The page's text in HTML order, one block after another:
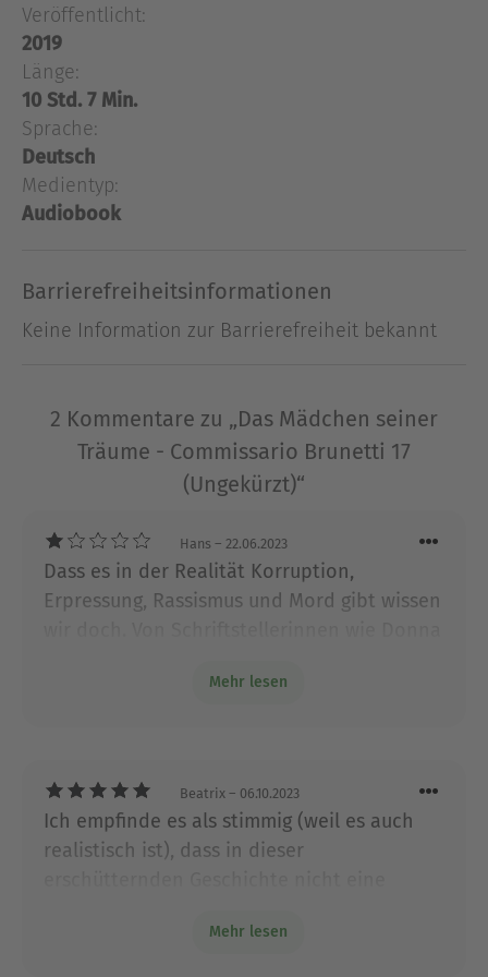
Elfjährige bis in die Träume nach. Aus einem
venezianischen Palazzo kommt sie nicht, wohl
aber aus einer Roama-Wagenburg auf dem
Festland... Brunettis siebzehnter Fall führt ihn von
den Auffanglagern der Ärmsten bis in die
Wohnzimmer der Wohlsituierten mit ihren guten
Verbindungen zu Recht und Ordnung. Dem
Commissario aber ist mehr denn je sein eigenes
Ausblenden
Veröffentlicht:
2019
Länge:
10 Std. 7 Min.
Sprache:
Deutsch
Medientyp:
Audiobook
Barrierefreiheitsinformationen
Keine Information zur Barrierefreiheit bekannt
2 Kommentare zu „Das Mädchen seiner
Träume - Commissario Brunetti 17
(Ungekürzt)“
Hans – 22.06.2023
Dass es in der Realität Korruption,
Erpressung, Rassismus und Mord gibt wissen
Beschreibung der Probleme und dann
ausdenken. Sehr unbefriedigender Band.
Mehr lesen
Beatrix – 06.10.2023
Ich empfinde es als stimmig (weil es auch
realistisch ist), dass in dieser
gegenwärtigen Zuständen eben nicht zu
Mehr lesen